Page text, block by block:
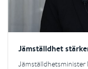
Jämställdhet
Jämställdhetsminister